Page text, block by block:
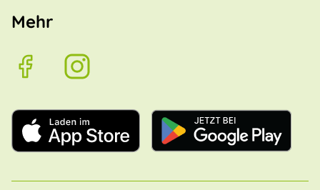
Mehr